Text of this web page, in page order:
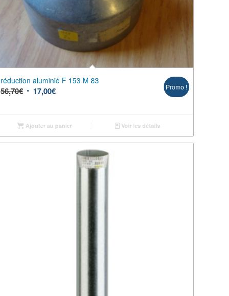
réduction aluminié F 153 M 83
56,70€ 17,00€ Promo !
Ajouter au panier Voir les détails